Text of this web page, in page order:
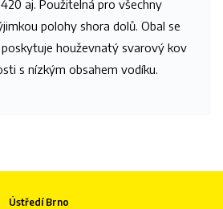
aj. Použitelná pro všechny
polohy shora dolů. Obal se
houževnatý svarový kov
s nízkým obsahem vodíku.
Ústředí Brno